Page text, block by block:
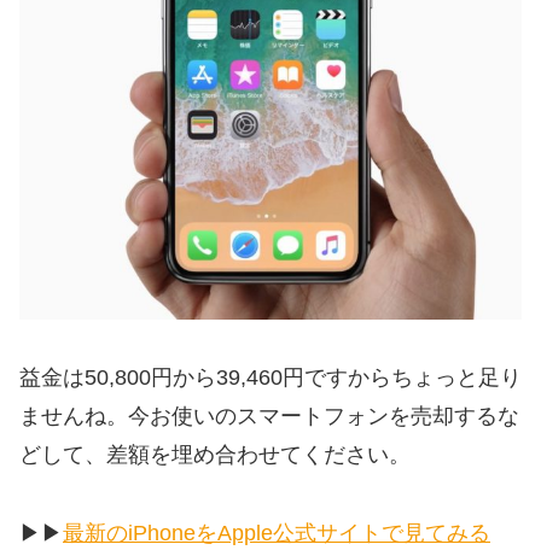
益金は50,800円から39,460円ですからちょっと足り
ませんね。今お使いのスマートフォンを売却するな
どして、差額を埋め合わせてください。
▶︎▶︎最新のiPhoneをApple公式サイトで見てみる